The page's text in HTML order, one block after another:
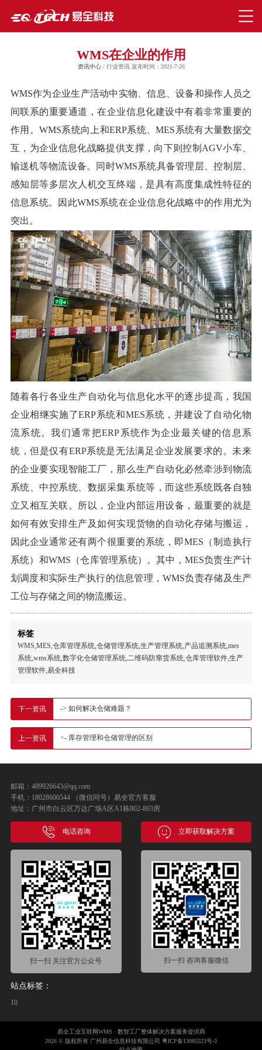
WMS在企业的作用
资讯中心/ 行业资讯 发布时间：2021-7-26
WMS作为企业生产活动中实物、信息、设备和操作人员之
间联系的重要通道，在企业信息化建设中有着非常重要的
作用。 WMS系统向上和ERP系统、MES系统有大量数据交
互，为企业信息化战略提供支撑，向下则控制AGV小车、
输送机等物流设备。同时WMS系统具备管理层、控制层、
感知层等多层次人机交互终端，是具有高度集成性特征的
信息系统。因此WMS系统在企业信息化战略中的作用尤为
突出。
随着各行各业生产自动化与信息化水平的逐步提高，我国
企业相继实施了ERP系统和MES系统，并建设了自动化物
流系统。我们通常把ERP系统作为企业最关键的信息系
统，但是仅有ERP系统是无法满足企业发展要求的。未来
的企业要实现智能工厂，那么生产自动化必然牵涉到物流
系统、中控系统、数据采集系统等，而这些系统既各自独
立又相互关联。所以，企业内部运用设备，最重要的就是
如何有效安排生产及如何实现货物的自动化存储与搬运，
因此企业通常还有两个很重要的系统，即MES（制造执行
系统）和WMS（仓库管理系统）
。其中，MES负责生产计
划调度和实际生产执行的信息管理，WMS负责存储及生产
工位与存储之间的物流搬运。
标签
WMS,MES,仓库管理系统,仓储管理系统,生产管理系统,产品追溯系统,mes
系统,wms系统,数字化仓储管理系统,二维码防窜货系统,仓库管理软件,生产
管理软件,易全科技
下一资讯 -> 如何解决仓储难题？
上一资讯 <- 库存管理和仓储管理的区别
邮箱：489926643@qq.com
手机：18028600544 （微信同号）易全官方客服
地址：广州市白云区万达广场A区A1栋802-803房
电话咨询 立即获取解决方案
扫一扫 关注官方公众号 扫一扫 咨询客服微信
站点标签：
10
易全工业互联网WMS · 数智工厂整体解决方案服务提供商
2026 © 版权所有 广州易全信息科技有限公司 粤ICP备13085523号-3